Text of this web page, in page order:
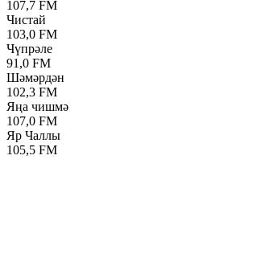
107,7 FM
Чистай
103,0 FM
Чүпрәле
91,0 FM
Шәмәрдән
102,3 FM
Яңа чишмә
107,0 FM
Яр Чаллы
105,5 FM